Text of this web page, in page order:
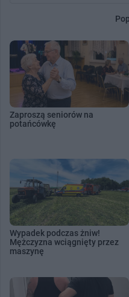
Zaproszą seniorów na
potańcówkę
Wypadek podczas żniw!
Mężczyzna wciągnięty przez
maszynę